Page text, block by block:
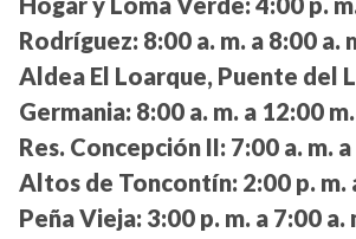
Rodríguez: 8:00 a. m. a 8:00 a.
Aldea El Loarque, Puente del
Germania: 8:00 a. m. a 12:00 m.
Res. Concepción II: 7:00 a. m.
Altos de Toncontín: 2:00 p. m.
Peña Vieja: 3:00 p. m. a 7:00 a.